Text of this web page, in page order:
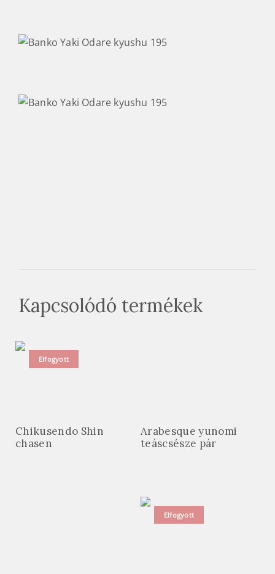
Kapcsolódó termékek
Elfogyott
Chikusendo Shin
chasen
Arabesque yunomi
teáscsésze pár
Elfogyott